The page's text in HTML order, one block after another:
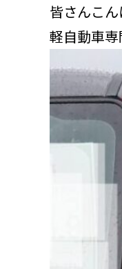
皆さんこん
軽自動車専